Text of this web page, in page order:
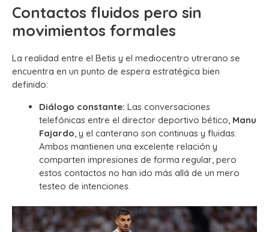
Contactos fluidos pero sin
movimientos formales
La realidad entre el Betis y el mediocentro utrerano se
encuentra en un punto de espera estratégica bien
definido:
Diálogo constante: Las conversaciones
telefónicas entre el director deportivo bético, Manu
Fajardo, y el canterano son continuas y fluidas.
Ambos mantienen una excelente relación y
comparten impresiones de forma regular, pero
estos contactos no han ido más allá de un mero
testeo de intenciones.